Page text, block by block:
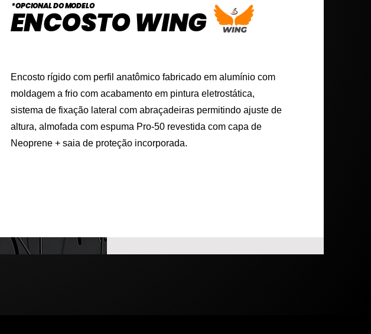
ENCOSTO WING
*OPCIONAL DO MODELO
Encosto rígido com perfil anatômico fabricado em alumínio com
moldagem a frio com acabamento em pintura eletrostática,
sistema de fixação lateral com abraçadeiras permitindo ajuste de
altura, almofada com espuma Pro-50 revestida com capa de
Neoprene + saia de proteção incorporada.